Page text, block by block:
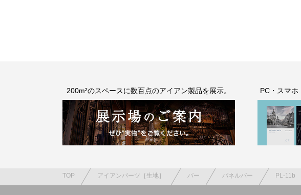
200m²のスペースに数百点のアイアン製品を展示。 PC・スマホ
TOP アイアンパーツ［生地］ バー パネルバー PL-11b